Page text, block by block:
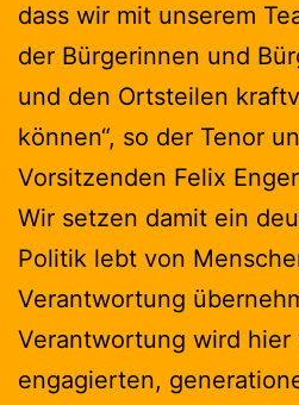
dass wir mit unserem
der Bürgerinnen und
und den Ortsteilen
können“, so der Tenor
Vorsitzenden Felix
Wir setzen damit ein
Politik lebt von
Verantwortung
Verantwortung wird hier
engagierten,